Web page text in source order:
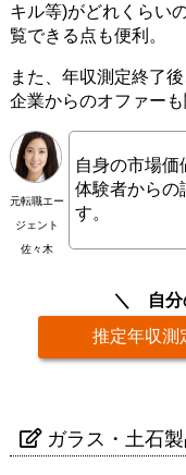
キル等)がどれくらい
覧できる点も便利。
また、年収測定終了
企業からのオファーも
元転職エー
ジェント
佐々木
自身の市場価
体験者からの
す。
自
推定年収測
ガラス・土石